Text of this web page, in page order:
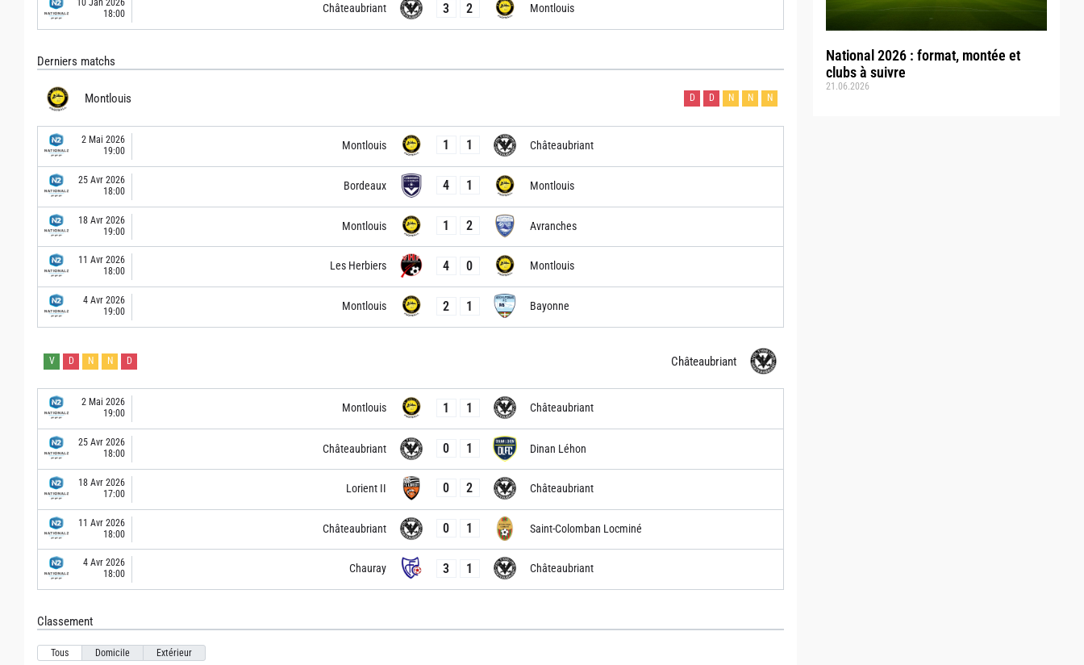
National 2026 : format, montée et
clubs à suivre
21.06.2026
10 Jan 2026
18:00
Châteaubriant 3 2 Montlouis
Derniers matchs
Montlouis D D N N N
2 Mai 2026
19:00
Montlouis 1 1 Châteaubriant
25 Avr 2026
18:00
Bordeaux 4 1 Montlouis
18 Avr 2026
19:00
Montlouis 1 2 Avranches
11 Avr 2026
18:00
Les Herbiers 4 0 Montlouis
4 Avr 2026
19:00
Montlouis 2 1 Bayonne
Châteaubriant
V D N N D
2 Mai 2026
19:00
Montlouis 1 1 Châteaubriant
25 Avr 2026
18:00
Châteaubriant 0 1 Dinan Léhon
18 Avr 2026
17:00
Lorient II 0 2 Châteaubriant
11 Avr 2026
18:00
Châteaubriant 0 1 Saint-Colomban Locminé
4 Avr 2026
18:00
Chauray 3 1 Châteaubriant
Classement
Tous Domicile Extérieur